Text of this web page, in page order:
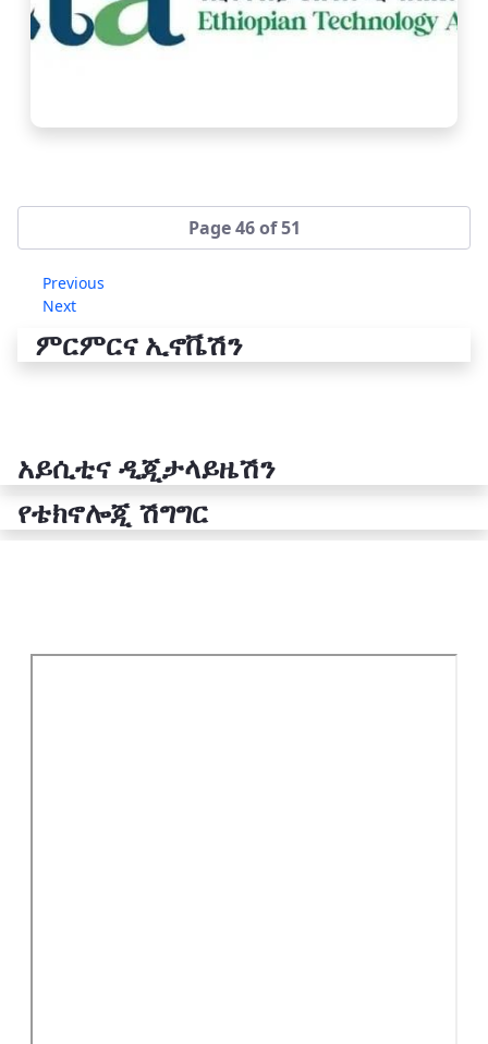
Page 46 of 51
Previous
Next
ምርምርና ኢኖቬሽን
አይሲቲና ዲጂታላይዜሽን
የቴክኖሎጂ ሽግግር